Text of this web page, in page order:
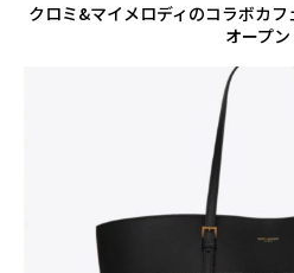
クロミ&マイメロディのコラボカ
オープン